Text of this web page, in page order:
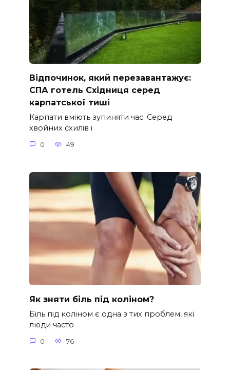
Відпочинок, який перезавантажує:
СПА готель Східниця серед
карпатської тиші
Карпати вміють зупиняти час. Серед
хвойних схилів і
0 49
Як зняти біль під коліном?
Біль під коліном є одна з тих проблем, які
люди часто
0 76